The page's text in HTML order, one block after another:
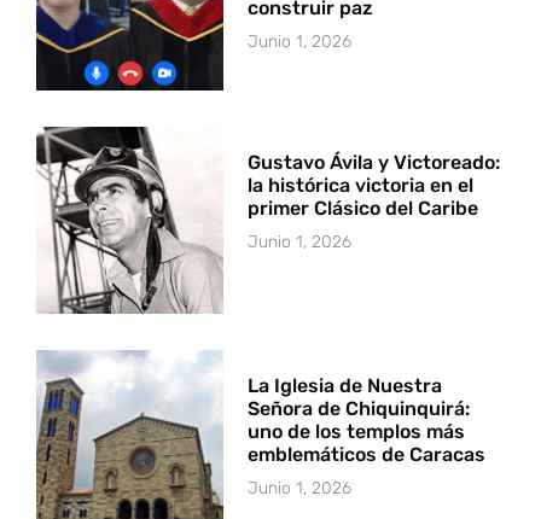
construir paz
Junio 1, 2026
Gustavo Ávila y Victoreado:
la histórica victoria en el
primer Clásico del Caribe
Junio 1, 2026
La Iglesia de Nuestra
Señora de Chiquinquirá:
uno de los templos más
emblemáticos de Caracas
Junio 1, 2026